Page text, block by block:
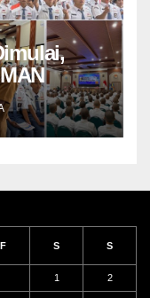
Siap
Baru
F S S
1 2